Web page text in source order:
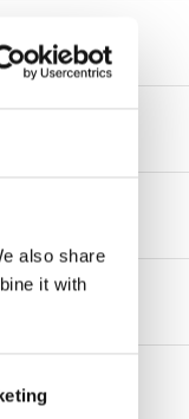
also share
it with